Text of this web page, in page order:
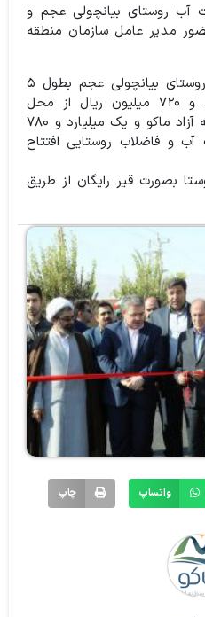
آب روستای بیانچولی عجم و
مدیر عامل سازمان منطقه
اصلاح شبکه و انشعابات آب روستای بیانچولی عجم بطول ۵
کیلومتر به مبلغ یک میلیارد و ۷۲۰ میلیون ریال از محل
اعتبارات عمرانی سازمان منطقه آزاد ماکو و یک میلیارد و ۷۸۰
آب و فاضلاب روستایی افتتاح
بصورت قیر رایگان از طریق
واتساپ چاپ